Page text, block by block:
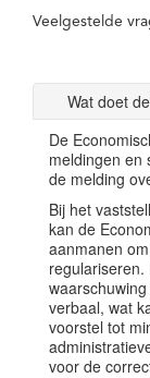
Veelgestelde
Wat doet
De
meldingen en
de melding
Bij het
kan de
aanmanen
verbaal, wat
voorstel tot
voor de